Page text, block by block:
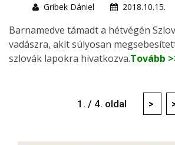
Gribek Dániel
2018.10.15.
Barnamedve támadt a hétvégén
vadászra, akit súlyosan
szlovák lapokra hivatkozva.Tovább
1. / 4. oldal >